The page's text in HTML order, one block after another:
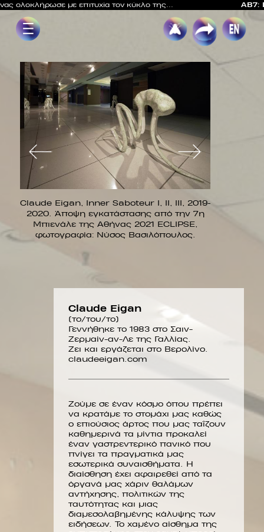
Παράκαμψη
κυρίως
Back
με επιτυχία τον κύκλο της... AB7:
Εικόνα
Description
Claude Eigan, Inner Saboteur I, II, III, 2019-
2020. Άποψη εγκατάστασης από την 7η
Μπιενάλε της Αθήνας 2021 ECLIPSE,
φωτογραφία: Νύσος Βασιλόπουλος.
Εικόνα
Claude Eigan
Short
description
(το/του/το)
Γεννήθηκε το 1983 στο Σαιν-
Ζερμαίν-αν-Λε της Γαλλίας.
Ζει και εργάζεται στο Βερολίνο.
claudeeigan.com
Ζούμε σε έναν κόσμο όπου πρέπει
να κρατάμε το στομάχι μας καθώς
ο επιούσιος άρτος που μας ταΐζουν
καθημερινά τα μίντια προκαλεί
έναν γαστρεντερικό πανικό που
πνίγει τα πραγματικά μας
εσωτερικά συναισθήματα. Η
διαίσθηση έχει αφαιρεθεί από τα
όργανά μας χάριν θαλάμων
αντήχησης, πολιτικών της
ταυτότητας και μιας
διαμεσολαβημένης κάλυψης των
ειδήσεων. Το χαμένο αίσθημα της
Στομαχικά
Οξέα